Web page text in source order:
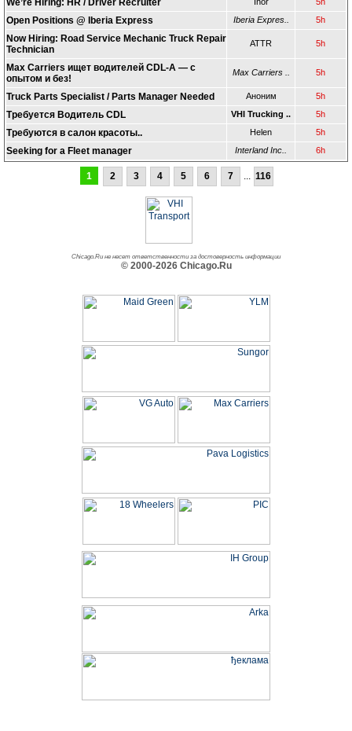
We’re Hiring: HR / Driver Recruiter
Open Positions @ Iberia Express Iberia Expres.. 5h
Now Hiring: Road Service Mechanic Truck Repair
Technician
ATTR 5h
Max Carriers ищет водителей CDL-A — с
опытом и без!
Max Carriers .. 5h
Truck Parts Specialist / Parts Manager Needed Аноним 5h
Требуется Водитель CDL VHI Trucking .. 5h
Требуются в салон красоты.. Helen 5h
Seeking for a Fleet manager Interland Inc.. 6h
1 2 3 4 5 6 7 ... 116
Chicago.Ru не несет ответственности за достоверность информации
© 2000-2026 Chicago.Ru